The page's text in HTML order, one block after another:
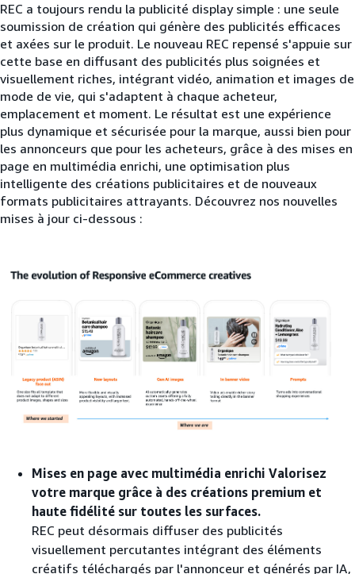
REC a toujours rendu la publicité display simple : une seule
soumission de création qui génère des publicités efficaces
et axées sur le produit. Le nouveau REC repensé s'appuie sur
cette base en diffusant des publicités plus soignées et
visuellement riches, intégrant vidéo, animation et images de
mode de vie, qui s'adaptent à chaque acheteur,
emplacement et moment. Le résultat est une expérience
plus dynamique et sécurisée pour la marque, aussi bien pour
les annonceurs que pour les acheteurs, grâce à des mises en
page en multimédia enrichi, une optimisation plus
intelligente des créations publicitaires et de nouveaux
formats publicitaires attrayants. Découvrez nos nouvelles
mises à jour ci-dessous :
Mises en page avec multimédia enrichi Valorisez
votre marque grâce à des créations premium et
haute fidélité sur toutes les surfaces.
REC peut désormais diffuser des publicités
visuellement percutantes intégrant des éléments
créatifs téléchargés par l'annonceur et générés par IA,